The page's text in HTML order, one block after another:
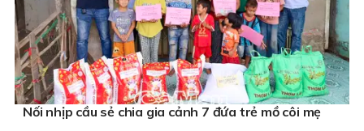
Nối nhịp cầu sẻ chia gia cảnh 7 đứa trẻ mồ côi mẹ